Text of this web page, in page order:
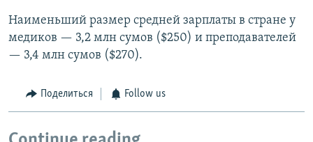
Наименьший размер средней зарплаты в стране у
медиков — 3,2 млн сумов ($250) и преподавателей
— 3,4 млн сумов ($270).
Поделиться Follow us